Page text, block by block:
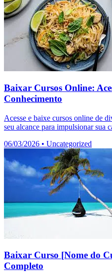
Baixar Cursos Online:
Conhecimento
Acesse e baixe cursos online de
seu alcance para impulsionar sua
06/03/2026 • Uncategorized
Baixar Curso [Nome do
Completo